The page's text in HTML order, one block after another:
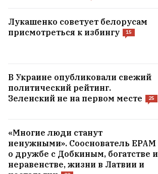
Лукашенко советует белорусам
присмотреться к избингу
15
В Украине опубликовали свежий
политический рейтинг.
Зеленский не на первом месте
25
«Многие люди станут
ненужными». Сооснователь EPAM
о дружбе с Добкиным, богатстве и
неравенстве, жизни в Латвии и